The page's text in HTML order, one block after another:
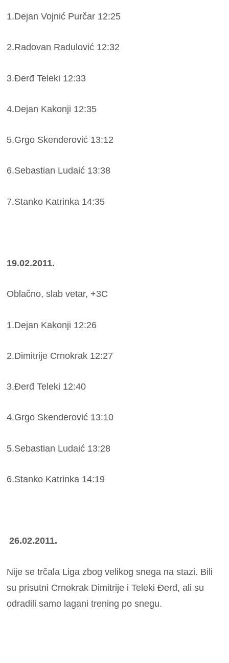
1.Dejan Vojnić Purčar 12:25
2.Radovan Radulović 12:32
3.Đerđ Teleki 12:33
4.Dejan Kakonji 12:35
5.Grgo Skenderović 13:12
6.Sebastian Ludaić 13:38
7.Stanko Katrinka 14:35
19.02.2011.
Oblačno, slab vetar, +3C
1.Dejan Kakonji 12:26
2.Dimitrije Crnokrak 12:27
3.Đerđ Teleki 12:40
4.Grgo Skenderović 13:10
5.Sebastian Ludaić 13:28
6.Stanko Katrinka 14:19
26.02.2011.
Nije se trčala Liga zbog velikog snega na stazi. Bili
su prisutni Crnokrak Dimitrije i Teleki Đerđ, ali su
odradili samo lagani trening po snegu.